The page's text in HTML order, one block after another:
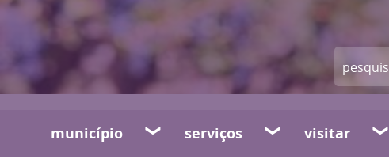
município serviços visitar